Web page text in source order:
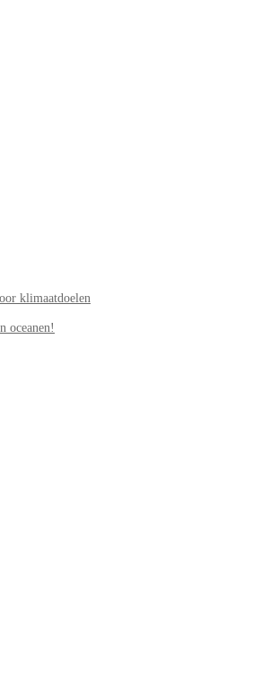
klimaatdoelen
oceanen!